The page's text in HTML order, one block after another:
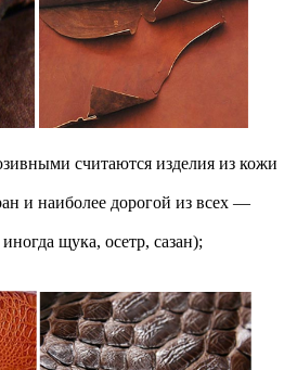
считаются изделия из кожи
и наиболее дорогой из всех —
щука, осетр, сазан);